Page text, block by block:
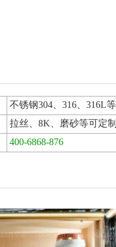
不锈钢304、316、316L等
拉丝、8K、磨砂等可定制
400-6868-876